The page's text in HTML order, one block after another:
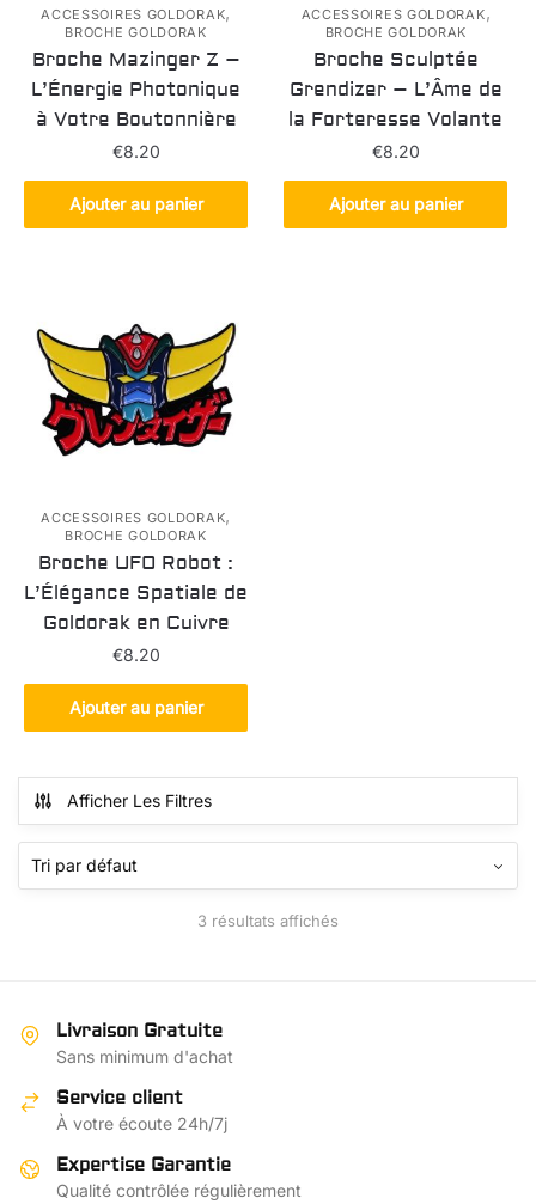
ACCESSOIRES GOLDORAK,
BROCHE GOLDORAK
Broche Mazinger Z –
L’Énergie Photonique
à Votre Boutonnière
€8.20
Ajouter au panier
ACCESSOIRES GOLDORAK,
BROCHE GOLDORAK
Broche Sculptée
Grendizer – L’Âme de
la Forteresse Volante
€8.20
Ajouter au panier
ACCESSOIRES GOLDORAK,
BROCHE GOLDORAK
Broche UFO Robot :
L’Élégance Spatiale de
Goldorak en Cuivre
€8.20
Ajouter au panier
Afficher Les Filtres
3 résultats affichés
Livraison Gratuite
Sans minimum d'achat
Service client
À votre écoute 24h/7j
Expertise Garantie
Qualité contrôlée régulièrement